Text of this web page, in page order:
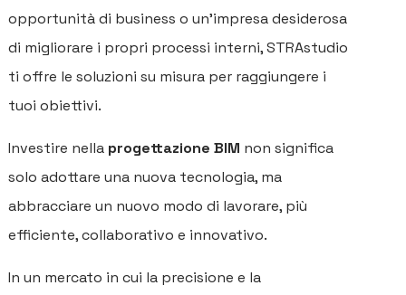
opportunità di business o un’impresa desiderosa
di migliorare i propri processi interni, STRAstudio
ti offre le soluzioni su misura per raggiungere i
tuoi obiettivi.
Investire nella progettazione BIM non significa
solo adottare una nuova tecnologia, ma
abbracciare un nuovo modo di lavorare, più
efficiente, collaborativo e innovativo.
In un mercato in cui la precisione e la